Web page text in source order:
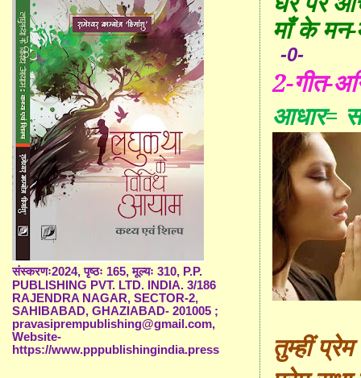
माँ के
-0-
2-गीत-
आधार=
तुम्हीं
संस्करणः2024, पृष्ठः 165, मूल्यः 310, P.P.
PUBLISHING PVT. LTD. INDIA. 3/186
RAJENDRA NAGAR, SECTOR-2,
SAHIBABAD, GHAZIABAD- 201005 ;
pravasiprempublishing@gmail.com,
Website-
https://www.pppublishingindia.press